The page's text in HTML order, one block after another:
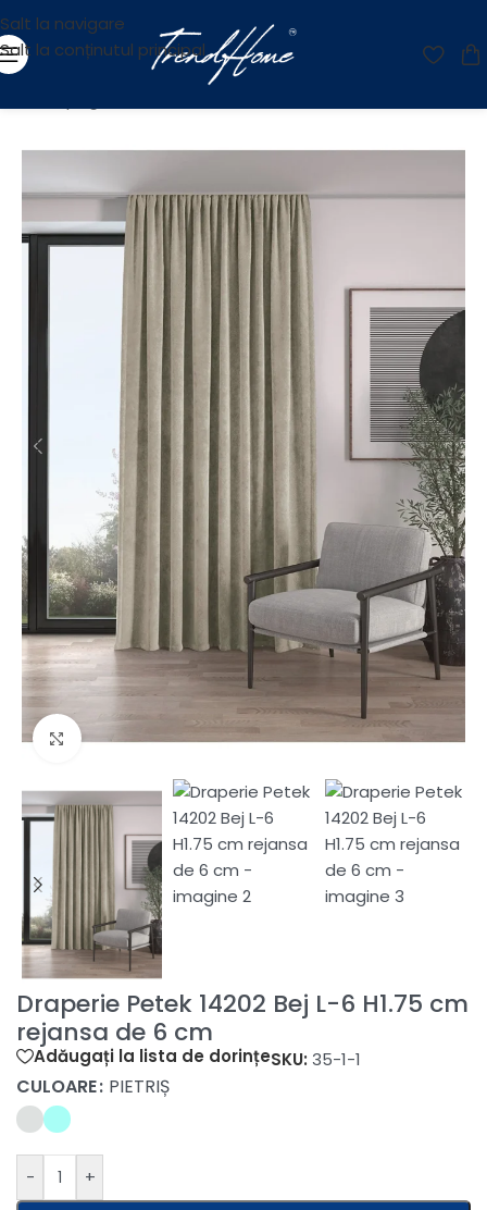
Salt la navigare
Salt la conținutul principal
Fă clic pentru a mări
Draperie Petek 14202 Bej L-6 H1.75 cm
rejansa de 6 cm
Adăugați la lista de dorințeSKU: 35-1-1
CULOARE PIETRIȘ
- +